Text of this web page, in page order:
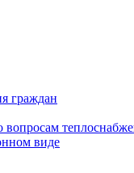
граждан
виде